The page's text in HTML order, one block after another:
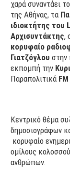
χαρά συναντάει
της Αθήνας, τα
ιδιοκτήτης του
Αρχισυντάκτης,
κορυφαίο
Γιατζόγλου στην
εκπομπή την
Παραπολιτικά
Κεντρικό θέμα
δημοσιογράφων
κορυφαίο
ομίλους
ανθρώπων.